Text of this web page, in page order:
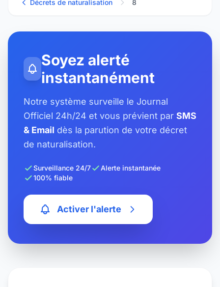
Décrets de naturalisation 8
Soyez alerté
instantanément
Notre système surveille le Journal
Officiel 24h/24 et vous prévient par SMS
& Email dès la parution de votre décret
de naturalisation.
Surveillance 24/7
Alerte instantanée
100% fiable
Activer l'alerte